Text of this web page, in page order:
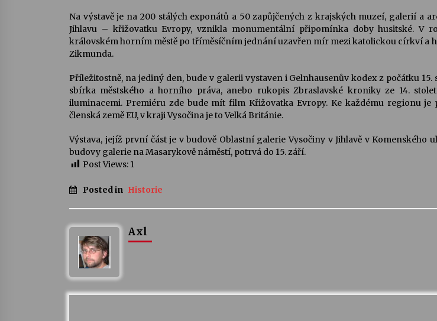
Na výstavě je na 200 stálých exponátů a 50 zapůjčených z krajských muzeí, galerií a
Jihlavu – křižovatku Evropy, vznikla monumentální připomínka doby husitské. V
královském horním městě po tříměsíčním jednání uzavřen mír mezi katolickou církví a
Zikmunda.
Příležitostně, na jediný den, bude v galerii vystaven i Gelnhausenův kodex z počátku
sbírka městského a horního práva, anebo rukopis Zbraslavské kroniky ze 14.
iluminacemi. Premiéru zde bude mít film Křižovatka Evropy. Ke každému regionu je
členská země EU, v kraji Vysočina je to Velká Británie.
Výstava, jejíž první část je v budově Oblastní galerie Vysočiny v Jihlavě v Komenského
budovy galerie na Masarykově náměstí, potrvá do 15. září.
Post Views: 1
Posted in Historie
Axl